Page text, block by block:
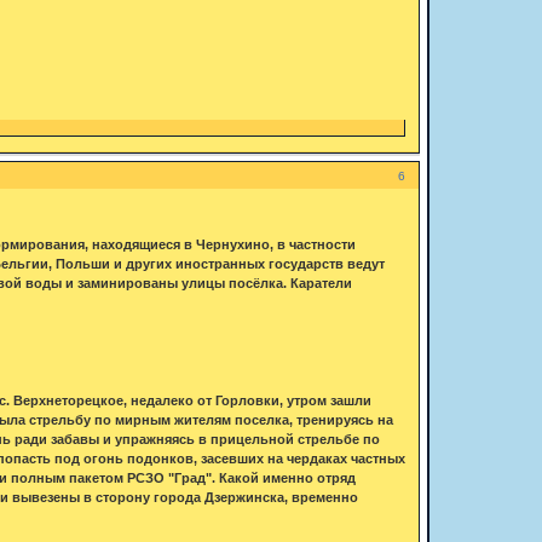
6
находящиеся в Чернухино, в частности
Польши и других иностранных государств ведут
воды и заминированы улицы посёлка. Каратели
недалеко от Горловки, утром зашли
стрельбу по мирным жителям поселка, тренируясь на
ради забавы и упражняясь в прицельной стрельбе по
под огонь подонков, засевших на чердаках частных
полным пакетом РСЗО "Град". Какой именно отряд
вывезены в сторону города Дзержинска, временно